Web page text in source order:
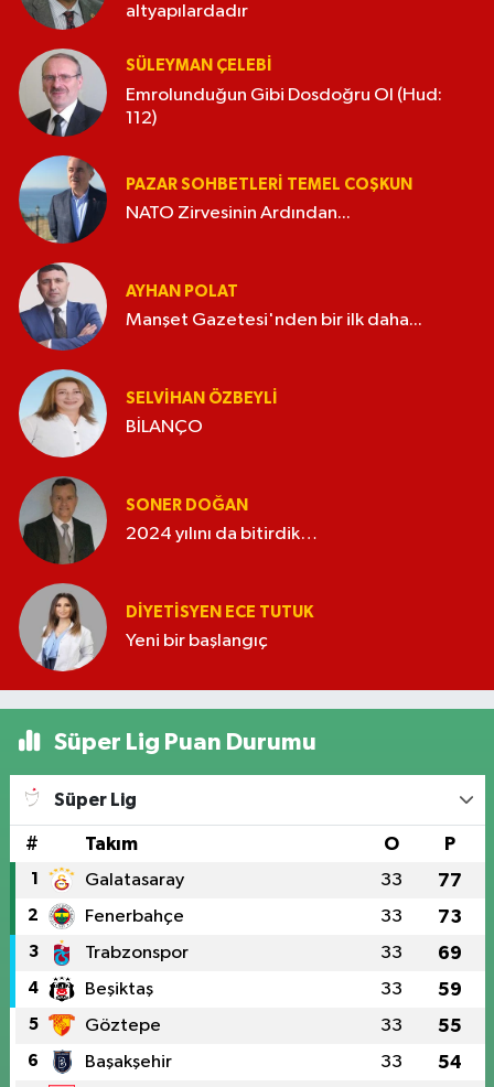
altyapılardadır
SÜLEYMAN ÇELEBI
Emrolunduğun Gibi Dosdoğru Ol (Hud:
112)
PAZAR SOHBETLERI TEMEL COŞKUN
NATO Zirvesinin Ardından...
AYHAN POLAT
Manşet Gazetesi'nden bir ilk daha...
SELVIHAN ÖZBEYLI
BİLANÇO
SONER DOĞAN
2024 yılını da bitirdik…
DIYETISYEN ECE TUTUK
Yeni bir başlangıç
Süper Lig Puan Durumu
Süper Lig
# Takım O P
1 Galatasaray 33 77
2 Fenerbahçe 33 73
3 Trabzonspor 33 69
4 Beşiktaş 33 59
5 Göztepe 33 55
6 Başakşehir 33 54